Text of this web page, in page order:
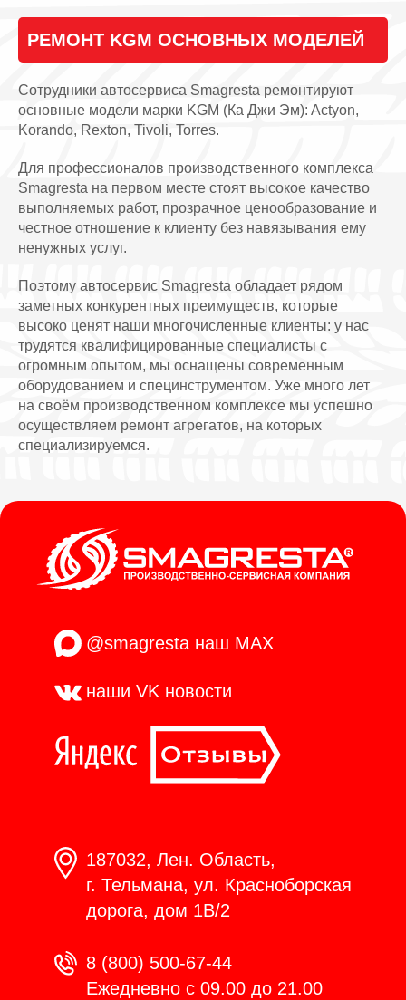
РЕМОНТ KGM ОСНОВНЫХ МОДЕЛЕЙ
Сотрудники автосервиса Smagresta ремонтируют
основные модели марки KGM (Ка Джи Эм): Actyon,
Korando, Rexton, Tivoli, Torres.
Для профессионалов производственного комплекса
Smagresta на первом месте стоят высокое качество
выполняемых работ, прозрачное ценообразование и
честное отношение к клиенту без навязывания ему
ненужных услуг.
Поэтому автосервис Smagresta обладает рядом
заметных конкурентных преимуществ, которые
высоко ценят наши многочисленные клиенты: у нас
трудятся квалифицированные специалисты с
огромным опытом, мы оснащены современным
оборудованием и специнструментом. Уже много лет
на своём производственном комплексе мы успешно
осуществляем ремонт агрегатов, на которых
специализируемся.
@smagresta наш MAX
наши VK новости
187032, Лен. Область,
г. Тельмана, ул. Красноборская
дорога, дом 1В/2
8 (800) 500-67-44
Ежедневно с 09.00 до 21.00